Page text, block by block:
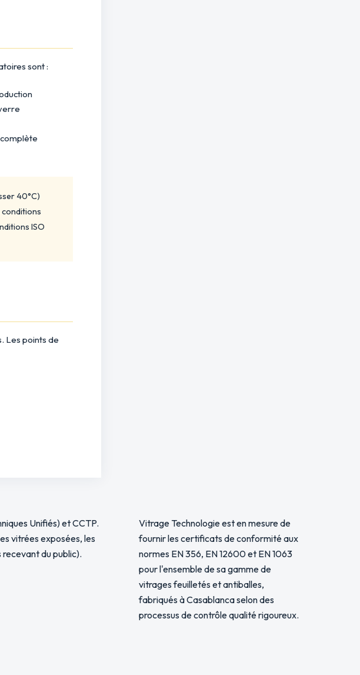
sont :
40°C)
ISO
Les points de
Unifiés) et CCTP.
vitrées exposées, les
du public).
Vitrage Technologie est en mesure de
fournir les certificats de conformité aux
normes EN 356, EN 12600 et EN 1063
pour l'ensemble de sa gamme de
vitrages feuilletés et antiballes,
fabriqués à Casablanca selon des
processus de contrôle qualité rigoureux.